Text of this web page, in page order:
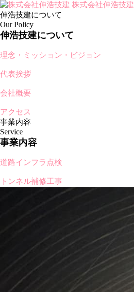
株式会社伸浩技建
伸浩技建について
Our Policy
伸浩技建について
理念・ミッション・ビジョン
代表挨拶
会社概要
アクセス
事業内容
Service
事業内容
道路インフラ点検
トンネル補修工事